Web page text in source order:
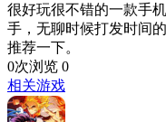
很好玩很不错的一款手
手，无聊时候打发时间
推荐一下。
0次浏览 0
相关游戏